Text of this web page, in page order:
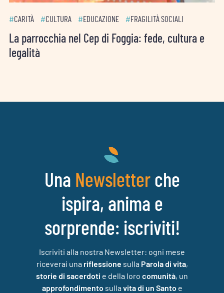
#CARITÀ #CULTURA #EDUCAZIONE #FRAGILITÀ SOCIALI
La parrocchia nel Cep di Foggia: fede, cultura e
legalità
Una Newsletterche
ispira, anima e
sorprende: iscriviti!
Iscriviti alla nostra Newsletter: ogni mese
riceverai una riflessione sulla Parola di vita,
storie di sacerdoti e della loro comunità, un
approfondimento sulla vita di un Santo e